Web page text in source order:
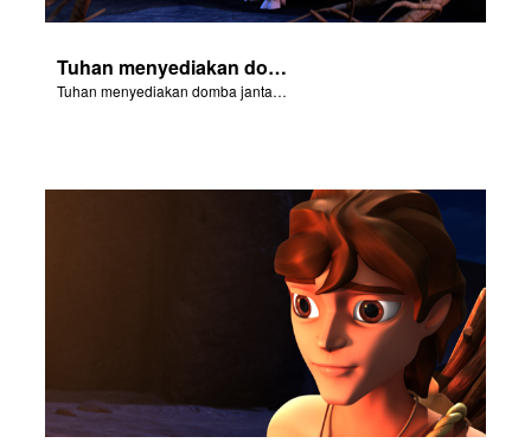
Tuhan menyediakan domba jantan untuk korban bakaran.
Tuhan menyediakan domba jantan untuk korban bakaran.